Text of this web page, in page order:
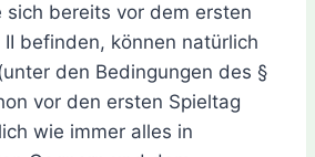
sich bereits vor dem ersten
befinden, können natürlich
den Bedingungen des §
vor den ersten Spieltag
wie immer alles in